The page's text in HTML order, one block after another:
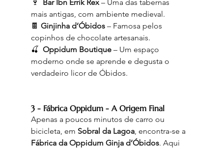
🍷 Bar Ibn Errik Rex – Uma das tabernas
mais antigas, com ambiente medieval.
🍫 Ginjinha d’Óbidos – Famosa pelos
copinhos de chocolate artesanais.
🍒 Oppidum Boutique – Um espaço
moderno onde se aprende e degusta o
verdadeiro licor de Óbidos.
3 - Fábrica Oppidum - A Origem Final
Apenas a poucos minutos de carro ou
bicicleta, em Sobral da Lagoa, encontra-se a
Fábrica da Oppidum Ginja d’Óbidos. Aqui